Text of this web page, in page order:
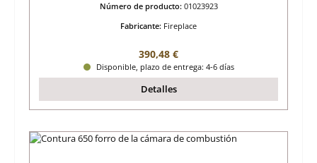
Número de producto: 01023923
Fabricante: Fireplace
Precio normal:
390,48 €
Disponible, plazo de entrega: 4-6 días
Detalles